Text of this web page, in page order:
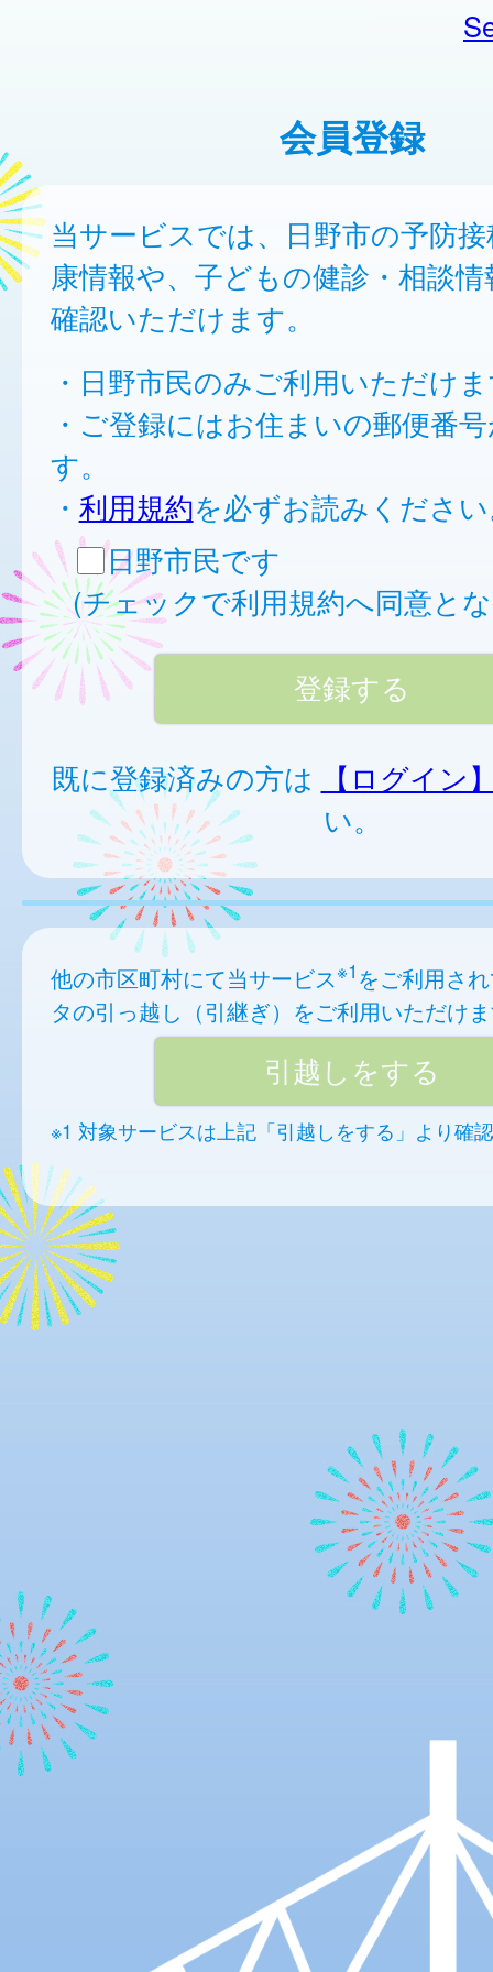
会員登録
当サービスでは、日野市の予防
康情報や、子どもの健診・相談
確認いただけます。
・日野市民のみご利用いただけ
・ご登録にはお住まいの郵便番
す。
・ 利用規約を必ずお読みくださ
日野市民です
(チェックで利用規約へ同意と
既に登録済みの方は
【ログイン
い。
他の市区町村にて当サービス※1 をご利用さ
タの引っ越し（引継ぎ）をご利用いただけ
※1 対象サービスは上記「引越しをする」より確